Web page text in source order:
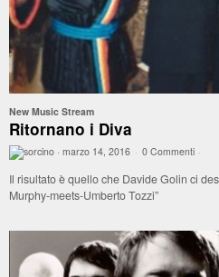
New Music Stream
Ritornano i Diva
· marzo 14, 2016 · 0 Commenti ·
Il risultato è quello che Davide Golin ci
Murphy-meets-Umberto Tozzi”